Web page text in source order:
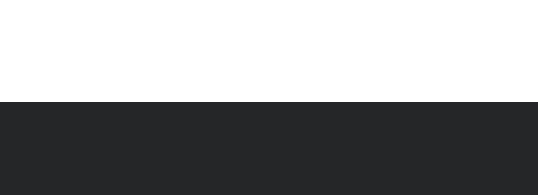
Zoo Lourosa